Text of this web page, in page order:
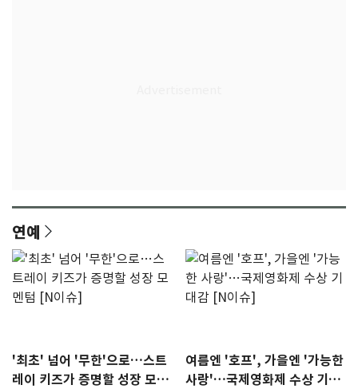
연예
'최초' 넘어 '무한'으로…스트
레이 키즈가 증명할 성장 모멘
여름엔 '호프', 가을엔 '가능한
사랑'…국제영화제 수상 기대